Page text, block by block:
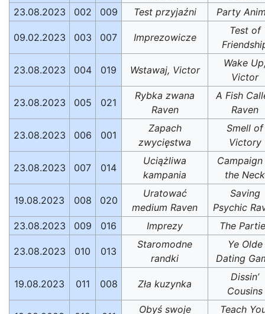
23.08.2023
002 009 Test przyjaźni Party
09.02.2023 003 007 Imprezowicze
Test of
23.08.2023 004 019 Wstawaj, Victor
Wake
Victor
23.08.2023 005 021
Rybka zwana
Raven
A Fish
Raven
23.08.2023 006 001
Zapach
zwycięstwa
Smell of
Victory
23.08.2023 007 014
Uciążliwa
kampania
Campaign
the Neck
19.08.2023 008 020
Uratować
medium Raven
Saving
Psychic
23.08.2023
009 016 Imprezy The
23.08.2023 010 013
Staromodne
randki
Ye Olde
Dating
19.08.2023 011 008 Zła kuzynka
Dissin’
Cousins
Obyś swoje Teach